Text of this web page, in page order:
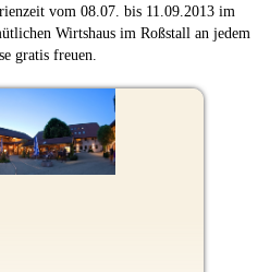
vom 08.07. bis 11.09.2013 im
Wirtshaus im Roßstall an jedem
gratis freuen.